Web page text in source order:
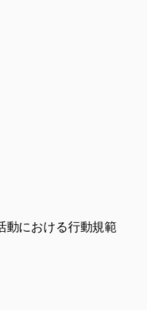
動における行動規範